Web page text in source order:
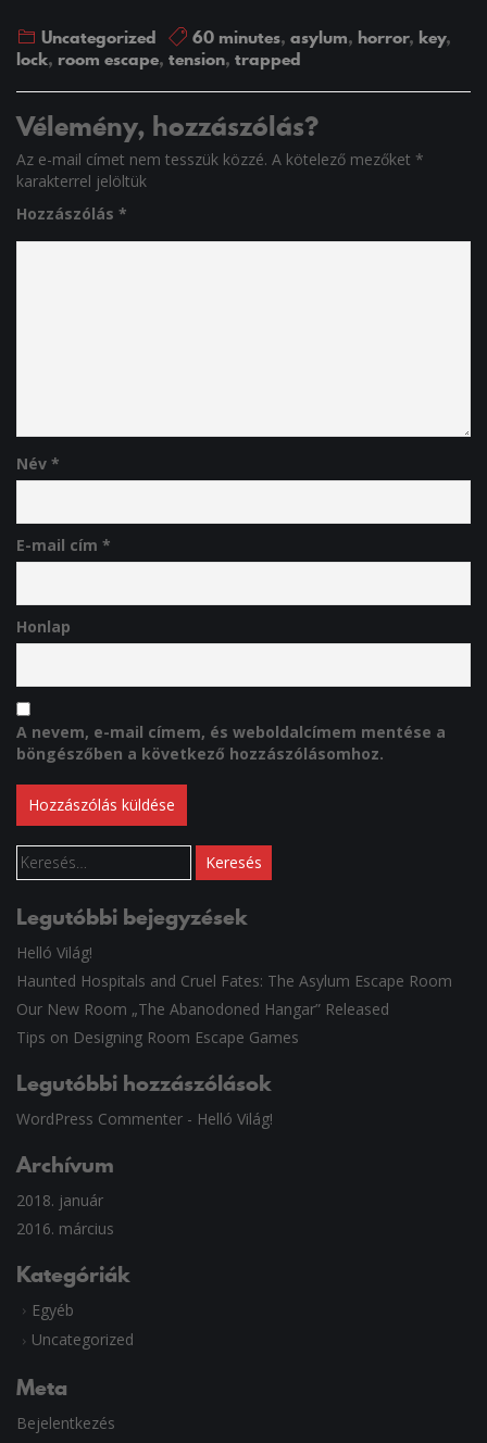
Uncategorized 60 minutes, asylum, horror, key,
lock, room escape, tension, trapped
Vélemény, hozzászólás?
Az e-mail címet nem tesszük közzé. A kötelező mezőket *
karakterrel jelöltük
Hozzászólás *
Név *
E-mail cím *
Honlap
A nevem, e-mail címem, és weboldalcímem mentése a
böngészőben a következő hozzászólásomhoz.
Keresés:
Legutóbbi bejegyzések
Helló Világ!
Haunted Hospitals and Cruel Fates: The Asylum Escape Room
Our New Room „The Abanodoned Hangar” Released
Tips on Designing Room Escape Games
Legutóbbi hozzászólások
WordPress Commenter - Helló Világ!
Archívum
2018. január
2016. március
Kategóriák
Egyéb
Uncategorized
Meta
Bejelentkezés